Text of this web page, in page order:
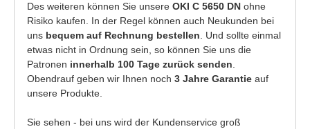
Des weiteren können Sie unsere OKI C 5650 DN ohne
Risiko kaufen. In der Regel können auch Neukunden bei
uns bequem auf Rechnung bestellen . Und sollte einmal
etwas nicht in Ordnung sein, so können Sie uns die
Patronen innerhalb 100 Tage zurück senden
Obendrauf geben wir Ihnen noch 3 Jahre Garantie auf
unsere Produkte.
Sie sehen - bei uns wird der Kundenservice groß